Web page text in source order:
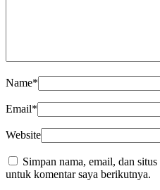
Name*
Email*
Website
Simpan nama, email, dan
untuk komentar saya berikutnya.